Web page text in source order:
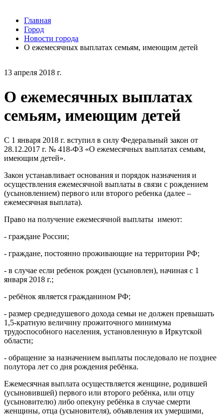
13 апреля 2018 г.
О ежемесячных выплатах
семьям, имеющим детей
С 1 января 2018 г. вступил в силу Федеральный закон от
28.12.2017 г. № 418-ФЗ «О ежемесячных выплатах семьям,
имеющим детей».
Закон устанавливает основания и порядок назначения и
осуществления ежемесячной выплаты в связи с рождением
(усыновлением) первого или второго ребенка (далее –
ежемесячная выплата).
Право на получение ежемесячной выплаты имеют:
- граждане России;
- граждане, постоянно проживающие на территории РФ;
- в случае если ребенок рожден (усыновлен), начиная с 1
января 2018 г.;
- ребёнок является гражданином РФ;
- размер среднедушевого дохода семьи не должен превышать
1,5-кратную величину прожиточного минимума
трудоспособного населения, установленную в Иркутской
области;
- обращение за назначением выплаты последовало не позднее
полутора лет со дня рождения ребёнка.
Ежемесячная выплата осуществляется женщине, родившей
(усыновившей) первого или второго ребёнка, или отцу
(усыновителю) либо опекуну ребёнка в случае смерти
женщины, отца (усыновителя), объявления их умершими,
Главная
Город
Новости города
О ежемесячных выплатах семьям, имеющим детей